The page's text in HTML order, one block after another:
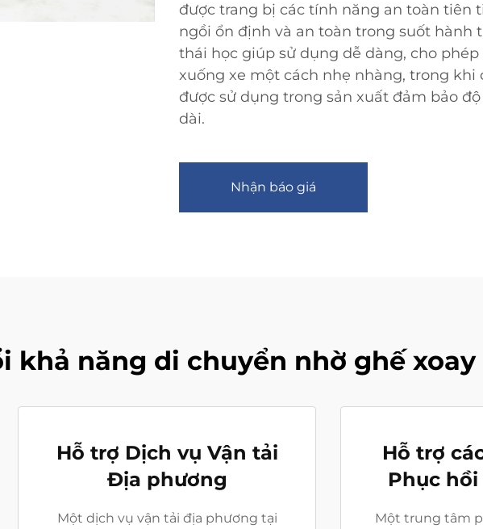
được trang bị các tính năng an toàn tiên
ngồi ổn định và an toàn trong suốt hành
thái học giúp sử dụng dễ dàng, cho
xuống xe một cách nhẹ nhàng, trong khi
được sử dụng trong sản xuất đảm bảo
dài.
Nhận báo giá
khả năng di chuyển nhờ ghế xoay
Hỗ trợ Dịch vụ Vận tải
Địa phương
Một dịch vụ vận tải địa phương tại
Hỗ trợ
Phục
Một trung tâm